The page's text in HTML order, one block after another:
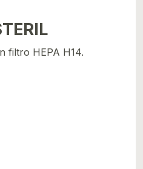
filtro HEPA H14.